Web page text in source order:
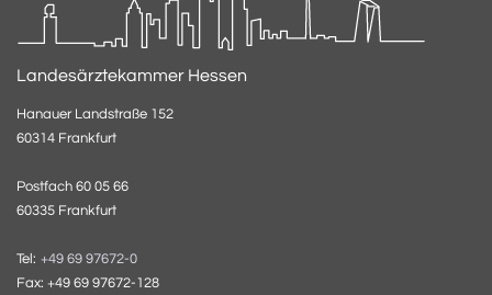
Landesärztekammer Hessen
Hanauer Landstraße 152
60314 Frankfurt
Postfach 60 05 66
60335 Frankfurt
Tel: +49 69 97672-0
Fax: +49 69 97672-128